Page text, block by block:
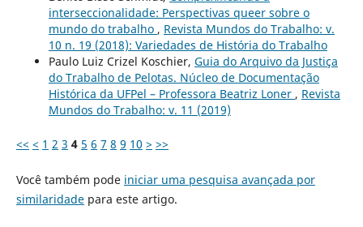
interseccionalidade: Perspectivas queer sobre o
mundo do trabalho , Revista Mundos do Trabalho: v.
10 n. 19 (2018): Variedades de História do Trabalho
Paulo Luiz Crizel Koschier, Guia do Arquivo da Justiça
do Trabalho de Pelotas. Núcleo de Documentação
Histórica da UFPel – Professora Beatriz Loner , Revista
Mundos do Trabalho: v. 11 (2019)
<< < 1 2 3 4 5 6 7 8 9 10 > >>
Você também pode iniciar uma pesquisa avançada por
similaridadepara este artigo.